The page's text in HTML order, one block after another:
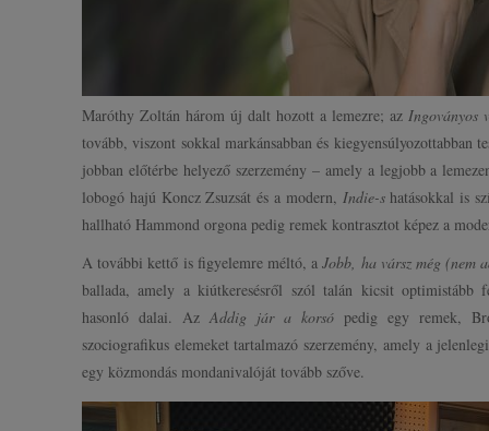
Maróthy Zoltán három új dalt hozott a lemezre; az Ingoványos
tovább, viszont sokkal markánsabban és kiegyensúlyozottabban
jobban előtérbe helyező szerzemény – amely a legjobb a
lobogó hajú Koncz Zsuzsát és a modern, Indie-shatásokkal is
hallható Hammond orgona pedig remek kontrasztot képez a
A további kettő is figyelemre méltó, aJobb, ha vársz még (nem
ballada, amely a kiútkeresésről szól talán kicsit optimistább
hasonló dalai. AzAddig jár a korsó pedig egy remek,
szociografikus elemeket tartalmazó szerzemény, amely a
egy közmondás mondanivalóját tovább szőve.